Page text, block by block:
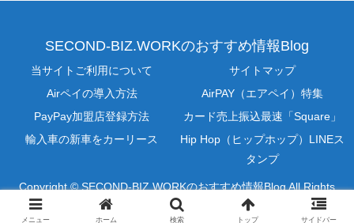
SECOND-BIZ.WORKのおすすめ情報Blog
当サイトご利用について
サイトマップ
Airペイの導入方法
AirPAY（エアペイ）特集
PayPay加盟店登録方法
カード売上振込最速「Square」
輸入車の新車をカーリース
Hip Hop（ヒップホップ）LINEス
タンプ
Copyright © SECOND-BIZ.WORKのおすすめ情報Blog All Rights
Reserved.
メニュー ホーム 検索 トップ サイドバー